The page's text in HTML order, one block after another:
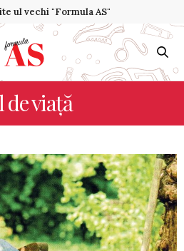
ul vechi "Formula AS"
de via­ţă